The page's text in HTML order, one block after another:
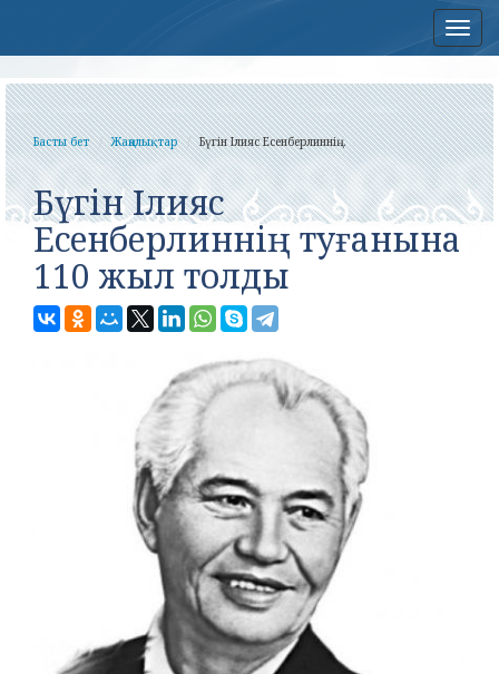
Басты бет Жаңалықтар Бүгін Ілияс Есенберлиннің...
Бүгін Ілияс
Есенберлиннің туғанына
110 жыл толды